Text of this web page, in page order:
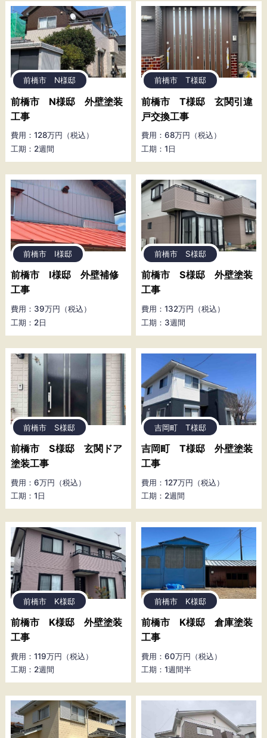
前橋市 N様邸
前橋市 N様邸 外壁塗装
工事
費用：128万円（税込）
工期：2週間
前橋市 T様邸
前橋市 T様邸 玄関引違
戸交換工事
費用：68万円（税込）
工期：1日
前橋市 I様邸
前橋市 I様邸 外壁補修
工事
費用：39万円（税込）
工期：2日
前橋市 S様邸
前橋市 S様邸 外壁塗装
工事
費用：132万円（税込）
工期：3週間
前橋市 S様邸
前橋市 S様邸 玄関ドア
塗装工事
費用：6万円（税込）
工期：1日
吉岡町 T様邸
吉岡町 T様邸 外壁塗装
工事
費用：127万円（税込）
工期：2週間
前橋市 K様邸
前橋市 K様邸 外壁塗装
工事
費用：119万円（税込）
工期：2週間
前橋市 K様邸
前橋市 K様邸 倉庫塗装
工事
費用：60万円（税込）
工期：1週間半